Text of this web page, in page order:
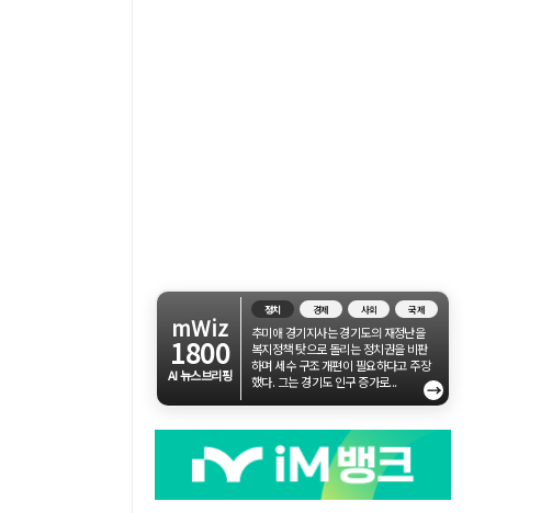
mWiz
1800
AI 뉴스브리핑
정치 경제 사회 국제
추미애 경기지사는 경기도의 재정난을
복지정책 탓으로 돌리는 정치권을 비판
하며 세수 구조 개편이 필요하다고 주장
했다. 그는 경기도 인구 증가로...
→